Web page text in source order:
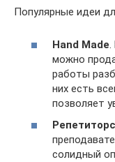
Популярные идеи
Hand Made.
можно
работы
них есть
позволяет
солидный